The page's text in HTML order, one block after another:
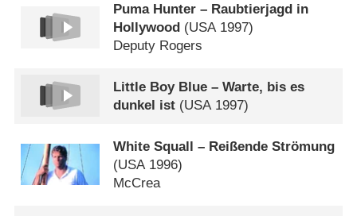
Puma Hunter – Raubtierjagd in
Hollywood (USA1997)
Deputy Rogers
Little Boy Blue – Warte, bis es
dunkel ist (USA 1997)
White Squall – Reißende Strömung
(USA 1996)
McCrea